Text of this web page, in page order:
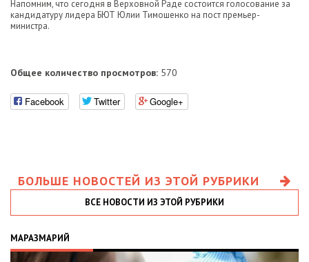
Напомним, что сегодня в Верховной Раде состоится голосование за
кандидатуру лидера БЮТ Юлии Тимошенко на пост премьер-
министра.
Общее количество просмотров: 570
Facebook Twitter Google+
БОЛЬШЕ НОВОСТЕЙ ИЗ ЭТОЙ РУБРИКИ
ВСЕ НОВОСТИ ИЗ ЭТОЙ РУБРИКИ
МАРАЗМАРИЙ